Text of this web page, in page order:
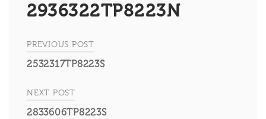
2936322TP8223N
Navegación
entradas
PREVIOUS POST
2532317TP8223S
NEXT POST
2833606TP8223S